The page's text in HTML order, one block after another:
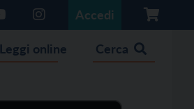
Accedi
Leggi online Cerca